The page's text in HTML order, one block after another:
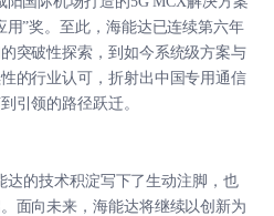
用”奖。至此，海能达已连续第六年
突破性探索，到如今系统级方案与
的行业认可，折射出中国专用通信
引领的路径跃迁。
达的技术积淀写下了生动注脚，也
面向未来，海能达将继续以创新为